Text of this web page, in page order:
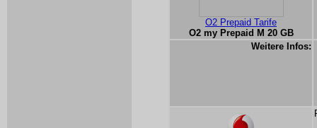
O2 Prepaid Tarife
O2 my Prepaid M 20 GB
Weitere Infos: